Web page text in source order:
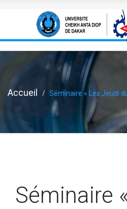
Accueil Séminaire « Les Jeudi
Séminaire